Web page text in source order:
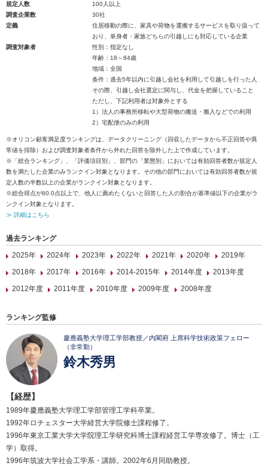
規定人数
100人以上
調査企業数
30社
定義
住居移動の際に、家具や荷物を運搬するサービスを取り扱って
おり、単身者・家族どちらの引越しにも対応している企業
調査対象者
性別：指定なし
年齢：18～84歳
地域：全国
条件：過去5年以内に引越し会社を利用して引越しを行った人
その際、引越し会社選定に関与し、代金を把握していること
ただし、下記利用者は対象外とする
1）法人の事務所移転や大型荷物の搬送・搬入などでの利用
2）宅配便のみの利用
※オリコン顧客満足度ランキングは、データクリーニング（回収したデータから不正回答や異
常値を排除）および調査対象者条件から外れた回答を除外した上で作成しています。
※「総合ランキング」、「評価項目別」、部門の「業態別」においては有効回答者数が規定人
数を満たした企業のみランクイン対象となります。その他の部門においては有効回答者数が規
定人数の半数以上の企業がランクイン対象となります。
※総合得点が60.0点以上で、他人に薦めたくないと回答した人の割合が基準値以下の企業がラ
ンクイン対象となります。
≫ 詳細はこちら
過去ランキング
2025年
2024年 2023年 2022年 2021年 2020年
2019年
2018年
2017年 2016年 2014-2015年 2014年度
2013年度
2012年度
2011年度 2010年度 2009年度 2008年度
ランキング監修
慶應義塾大学理工学部教授／内閣府 上席科学技術政策フェロー
（非常勤）
鈴木秀男
【経歴】
1989年慶應義塾大学理工学部管理工学科卒業。
1992年ロチェスター大学経営大学院修士課程修了。
1996年東京工業大学大学院理工学研究科博士課程経営工学専攻修了。博士（工
学）取得。
1996年筑波大学社会工学系・講師。2002年6月同助教授。